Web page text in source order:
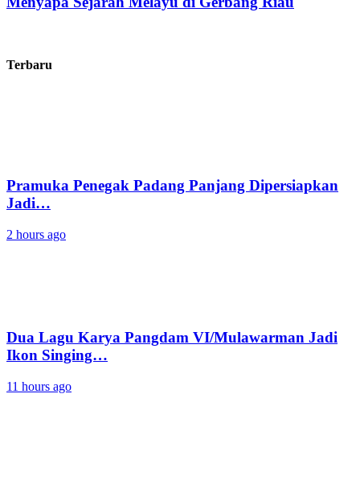
Terbaru
Pramuka Penegak Padang Panjang Dipersiapkan
Jadi…
2 hours ago
Dua Lagu Karya Pangdam VI/Mulawarman Jadi
Ikon Singing…
11 hours ago